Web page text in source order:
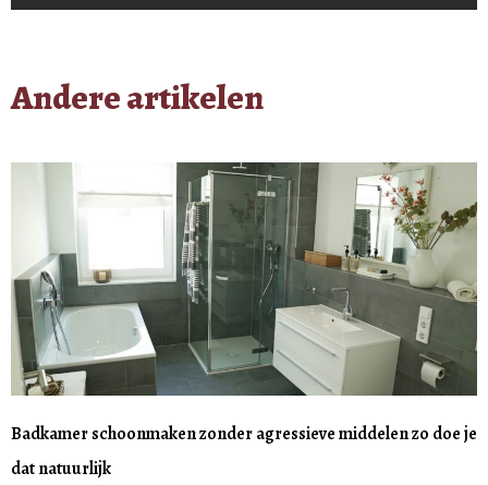
Andere artikelen
Badkamer schoonmaken zonder agressieve middelen zo doe je
dat natuurlijk